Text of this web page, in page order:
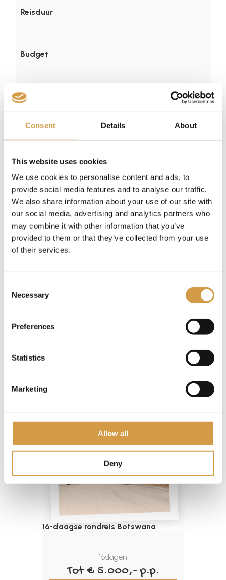
Consent Details About
This website uses cookies
We use cookies to personalise content and ads, to
provide social media features and to analyse our traffic.
We also share information about your use of our site with
our social media, advertising and analytics partners who
may combine it with other information that you’ve
provided to them or that they’ve collected from your use
of their services.
Selection
Necessary
Preferences
Statistics
Marketing
Allow all
Deny
Reisduur
Budget
10-daagse Safari Reis Oeganda
16-daagse rondreis Botswana
16dagen
Tot € 5.000,- p.p.